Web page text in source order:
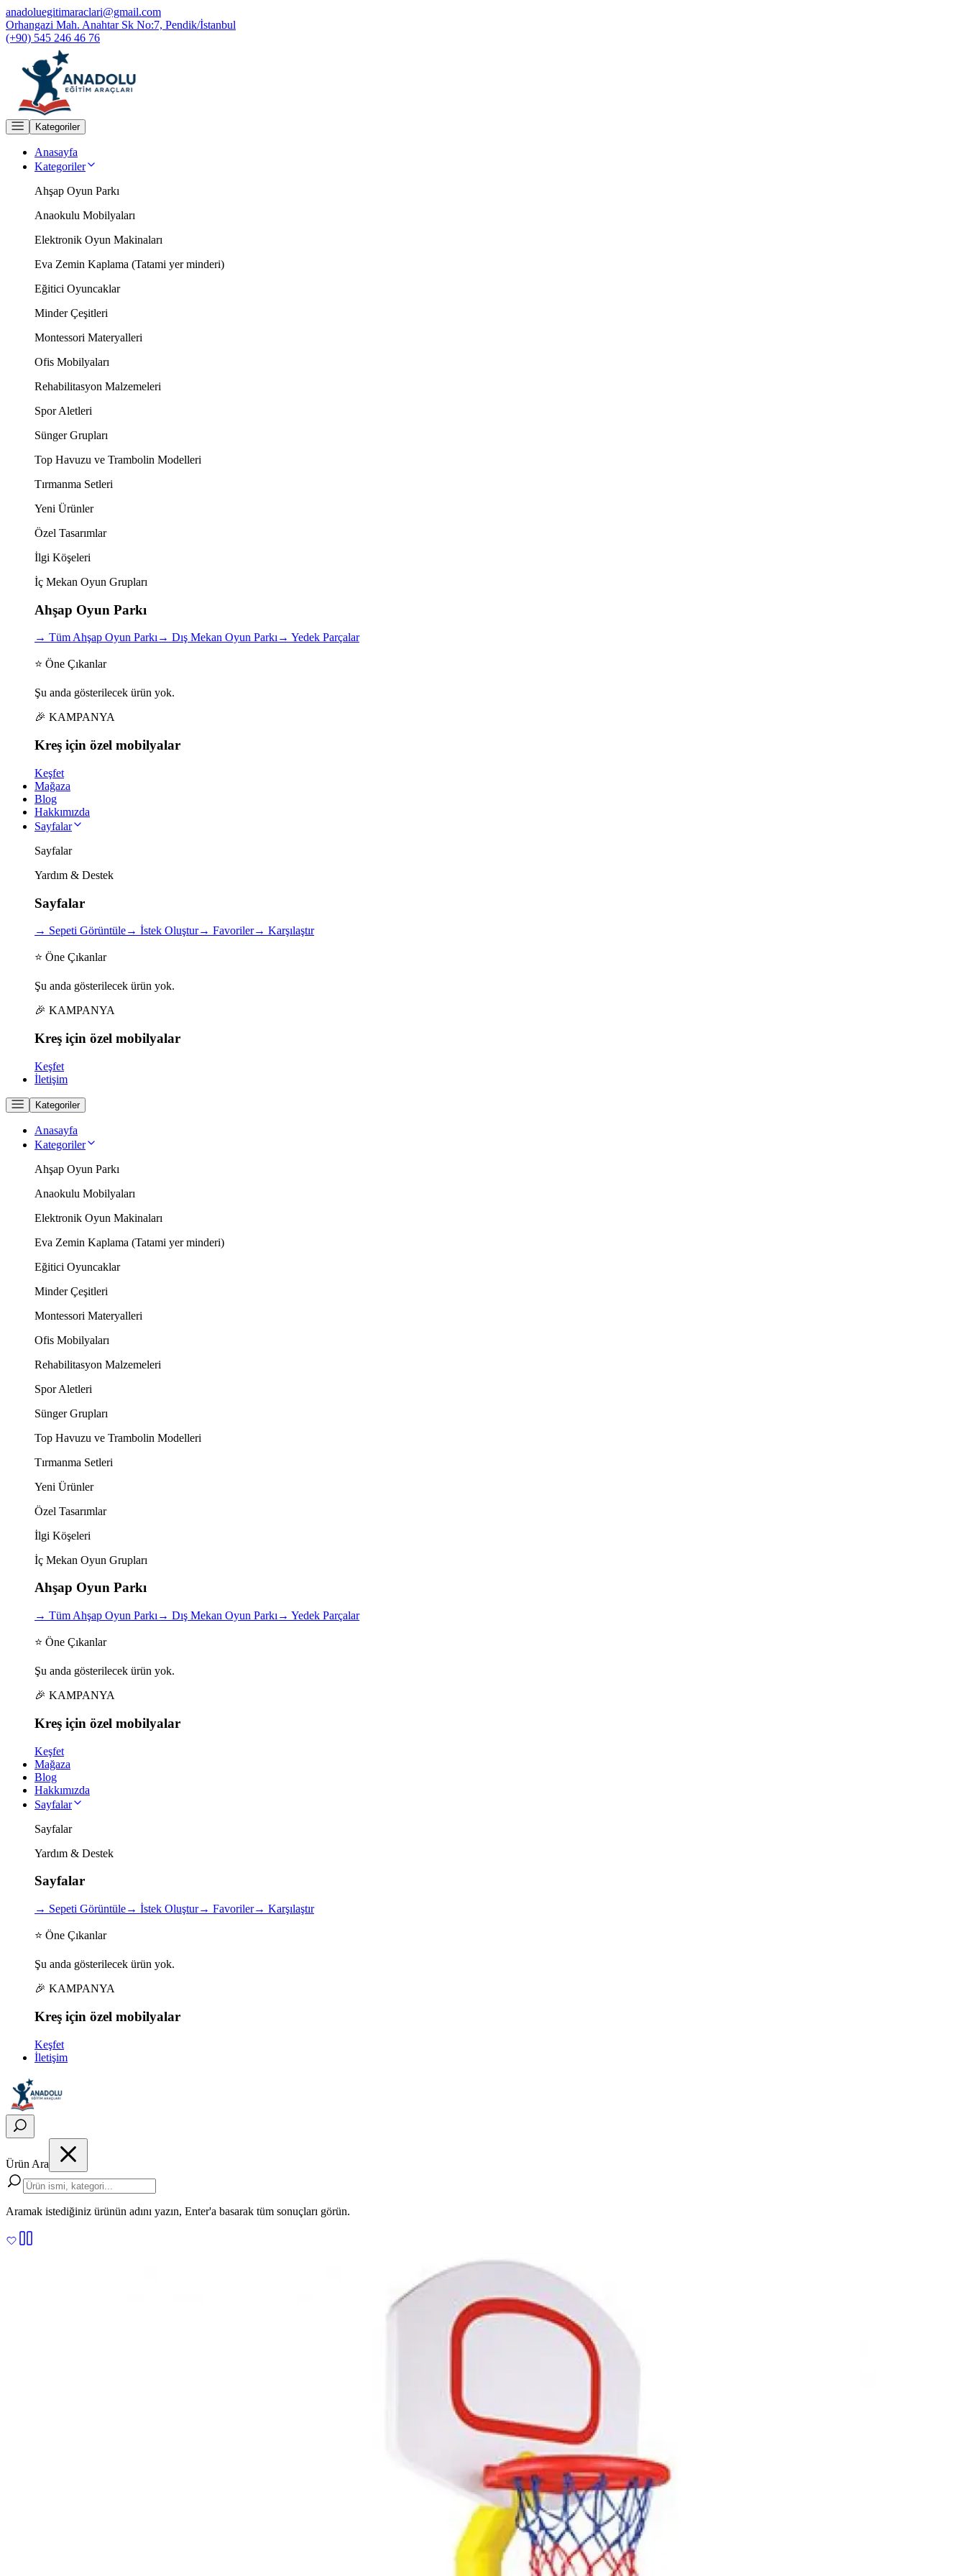
anadoluegitimaraclari@gmail.com
Orhangazi Mah. Anahtar Sk No:7, Pendik/İstanbul
(+90) 545 246 46 76
Kategoriler
Anasayfa
Kategoriler
Ahşap Oyun Parkı
Anaokulu Mobilyaları
Elektronik Oyun Makinaları
Eva Zemin Kaplama (Tatami yer minderi)
Eğitici Oyuncaklar
Minder Çeşitleri
Montessori Materyalleri
Ofis Mobilyaları
Rehabilitasyon Malzemeleri
Spor Aletleri
Sünger Grupları
Top Havuzu ve Trambolin Modelleri
Tırmanma Setleri
Yeni Ürünler
Özel Tasarımlar
İlgi Köşeleri
İç Mekan Oyun Grupları
Ahşap Oyun Parkı
→ Tüm Ahşap Oyun Parkı→ Dış Mekan Oyun Parkı→ Yedek Parçalar
⭐ Öne Çıkanlar
Şu anda gösterilecek ürün yok.
🎉 KAMPANYA
Kreş için özel mobilyalar
Keşfet
Mağaza
Blog
Hakkımızda
Sayfalar
Sayfalar
Yardım & Destek
Sayfalar
→ Sepeti Görüntüle→ İstek Oluştur→ Favoriler→ Karşılaştır
⭐ Öne Çıkanlar
Şu anda gösterilecek ürün yok.
🎉 KAMPANYA
Kreş için özel mobilyalar
Keşfet
İletişim
Kategoriler
Anasayfa
Kategoriler
Ahşap Oyun Parkı
Anaokulu Mobilyaları
Elektronik Oyun Makinaları
Eva Zemin Kaplama (Tatami yer minderi)
Eğitici Oyuncaklar
Minder Çeşitleri
Montessori Materyalleri
Ofis Mobilyaları
Rehabilitasyon Malzemeleri
Spor Aletleri
Sünger Grupları
Top Havuzu ve Trambolin Modelleri
Tırmanma Setleri
Yeni Ürünler
Özel Tasarımlar
İlgi Köşeleri
İç Mekan Oyun Grupları
Ahşap Oyun Parkı
→ Tüm Ahşap Oyun Parkı → Dış Mekan Oyun Parkı → Yedek Parçalar
⭐ Öne Çıkanlar
Şu anda gösterilecek ürün yok.
🎉 KAMPANYA
Kreş için özel mobilyalar
Keşfet
Mağaza
Blog
Hakkımızda
Sayfalar
Sayfalar
Yardım & Destek
Sayfalar
→ Sepeti Görüntüle→ İstek Oluştur→ Favoriler→ Karşılaştır
⭐ Öne Çıkanlar
Şu anda gösterilecek ürün yok.
🎉 KAMPANYA
Kreş için özel mobilyalar
Keşfet
İletişim
Ürün Ara
Aramak istediğiniz ürünün adını yazın, Enter'a basarak tüm sonuçları görün.